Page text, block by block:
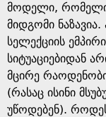
მოდელი,
მიდგომი
სელექციის
სიტუაციებიდან
მცირე
(რასაც ისინი
უწოდებენ).